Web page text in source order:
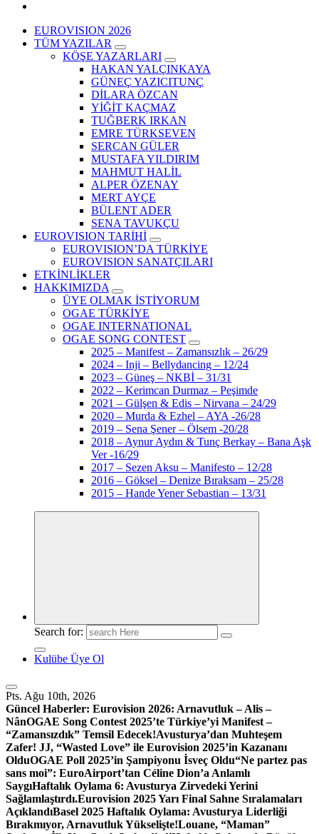
EUROVISION 2026
TÜM YAZILAR
KÖŞE YAZARLARI
HAKAN YALÇINKAYA
GÜNEÇ YAZICITUNÇ
DİLARA ÖZCAN
YİĞİT KAÇMAZ
TUĞBERK IRKAN
EMRE TÜRKSEVEN
SERCAN GÜLER
MUSTAFA YILDIRIM
MAHMUT HALİL
ALPER ÖZENAY
MERT AYÇE
BÜLENT ADER
SENA TAVUKÇU
EUROVISION TARİHİ
EUROVISION’DA TÜRKİYE
EUROVISION SANATÇILARI
ETKİNLİKLER
HAKKIMIZDA
ÜYE OLMAK İSTİYORUM
OGAE TÜRKİYE
OGAE INTERNATIONAL
OGAE SONG CONTEST
2025 – Manifest – Zamansızlık – 26/29
2024 – Inji – Bellydancing – 12/24
2023 – Güneş – NKBİ – 31/31
2022 – Kerimcan Durmaz – Peşimde
2021 – Gülşen & Edis – Nirvana – 24/29
2020 – Murda & Ezhel – AYA -26/28
2019 – Sena Şener – Ölsem -20/28
2018 – Aynur Aydın & Tunç Berkay – Bana Aşk
Ver -16/29
2017 – Sezen Aksu – Manifesto – 12/28
2016 – Göksel – Denize Bıraksam – 25/28
2015 – Hande Yener Sebastian – 13/31
Search for:
Kulübe Üye Ol
Pts. Ağu 10th, 2026
Güncel Haberler: Eurovision 2026: Arnavutluk – Alis –
NânOGAE Song Contest 2025’te Türkiye’yi Manifest –
“Zamansızdık” Temsil Edecek!Avusturya’dan Muhteşem
Zafer! JJ, “Wasted Love” ile Eurovision 2025’in Kazananı
OlduOGAE Poll 2025’in Şampiyonu İsveç Oldu“Ne partez pas
sans moi”: EuroAirport’tan Céline Dion’a Anlamlı
SaygıHaftalık Oylama 6: Avusturya Zirvedeki Yerini
Sağlamlaştırdı.Eurovision 2025 Yarı Final Sahne Sıralamaları
AçıklandıBasel 2025 Haftalık Oylama: Avusturya Liderliği
Bırakmıyor, Arnavutluk Yükselişte!Louane, “Maman”